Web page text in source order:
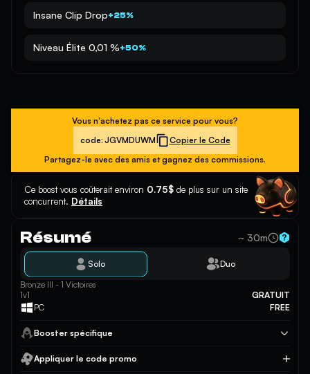
Insane Clip Drop+25%
Niveau Élite 0,01 %+50%
Vous n'achetez pas ce service pour vous?
code: JGVMDUWM
Copier le Code
Partagez-le avec des amis et gagnez des commissions.
Ce boost vous coûterait environ 0.75$ de plus sur un site
concurrent. Détails
Résumé ~ 30m
Solo Duo
Bronze III - 1 Victoires
1v1
GRATUIT
PC
FREE
Booster spécifique
Appliquer le code promo